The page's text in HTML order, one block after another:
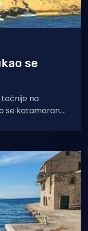
se
točnije na
se katamaran.